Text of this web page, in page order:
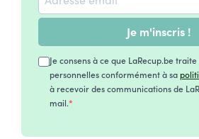
Je m'inscris !
Je consens à ce que LaRecup.be
personnelles conformément à sa
à recevoir des communications de
mail.